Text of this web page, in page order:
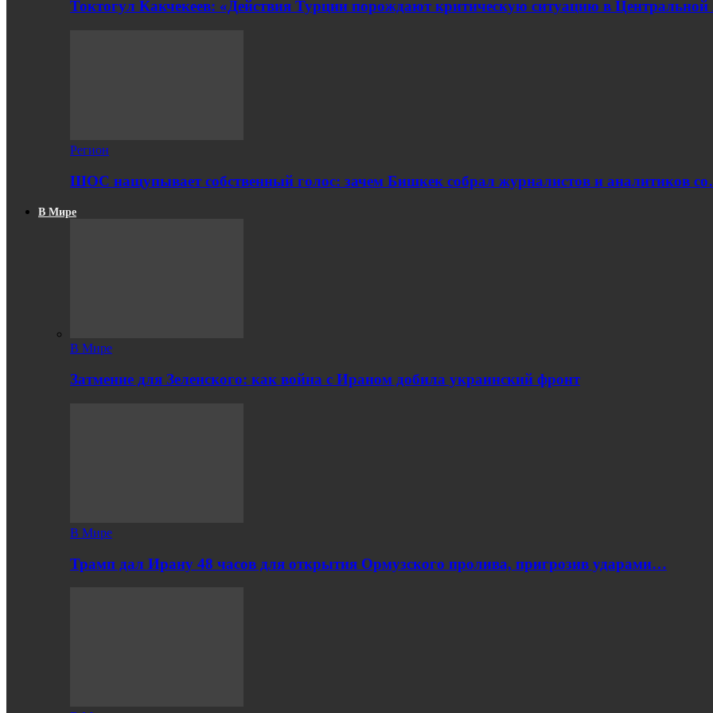
Токтогул Какчекеев: «Действия Турции порождают критическую ситуацию в Центральной
Регион
ШОС нащупывает собственный голос: зачем Бишкек собрал журналистов и аналитиков
В Мире
В Мире
Затмение для Зеленского: как война с Ираном добила украинский фронт
В Мире
Трамп дал Ирану 48 часов для открытия Ормузского пролива, пригрозив ударами…